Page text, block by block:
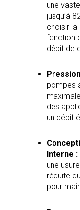
une
jusqu’à
choisir la
fonction
débit de
pompes
des
un débit
Interne :
une
réduite
pour